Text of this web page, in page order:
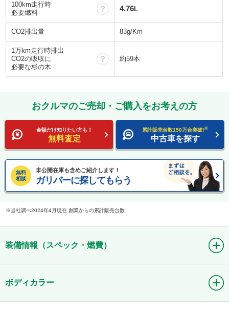
100km走行時
必要燃料
？4.76L
CO2排出量 83g/Km
1万km走行時排出
CO2の吸収に
必要な杉の木
？約59本
おクルマのご売却・ご購入をお考えの方
金額だけ知りたい方も！
無料査定
累計販売台数150万台突破!※
中古車を探す
無料
相談
未公開在庫も含めご紹介します！
ガリバーに探してもらう
当社調べ2024年4月現在 創業からの累計販売台数
装備情報（スペック・燃費）
ボディカラー